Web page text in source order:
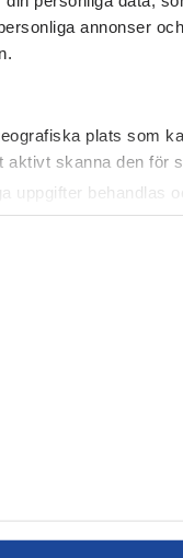
annonser
plats som
aktivt skanna den för
uppgifter behandlas
anpassa innehållet